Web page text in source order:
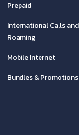
Prepaid
International Calls and
Roaming
Mobile Internet
Bundles & Promotions